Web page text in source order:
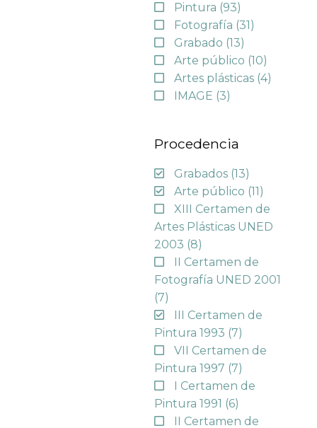
Pintura (93)
Fotografía (31)
Grabado (13)
Arte público (10)
Artes plásticas (4)
IMAGE (3)
Procedencia
Grabados (13)
Arte público (11)
XIII Certamen de
Artes Plásticas UNED
2003 (8)
II Certamen de
Fotografía UNED 2001
(7)
III Certamen de
Pintura 1993 (7)
VII Certamen de
Pintura 1997 (7)
I Certamen de
Pintura 1991 (6)
II Certamen de